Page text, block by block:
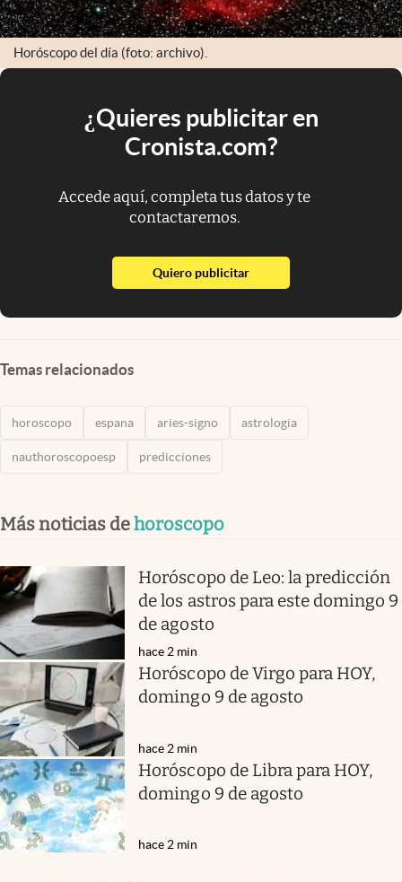
Horóscopo del día (foto: archivo).
¿Quieres publicitar en
Cronista.com?
Accede aquí, completa tus datos y te
contactaremos.
Quiero publicitarabre en nueva pestaña
Temas relacionados
horoscopo espana aries-signo astrologia
nauthoroscopoesp predicciones
Más noticias dehoroscopo
Horóscopo de Leo: la predicción
de los astros para este domingo 9
de agosto
hace 2 min
Horóscopo de Virgo para HOY,
domingo 9 de agosto
hace 2 min
Horóscopo de Libra para HOY,
domingo 9 de agosto
hace 2 min